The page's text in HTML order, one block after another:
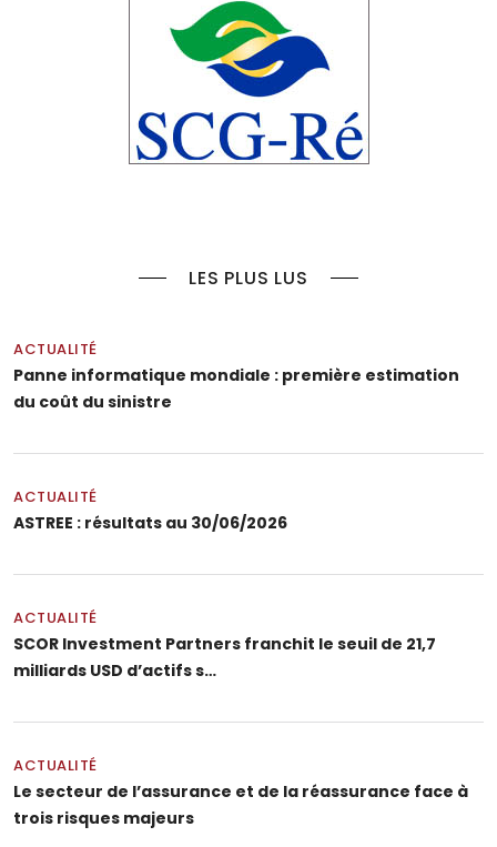
LES PLUS LUS
ACTUALITÉ
Panne informatique mondiale : première estimation
du coût du sinistre
ACTUALITÉ
ASTREE : résultats au 30/06/2026
ACTUALITÉ
SCOR Investment Partners franchit le seuil de 21,7
milliards USD d’actifs s…
ACTUALITÉ
Le secteur de l’assurance et de la réassurance face à
trois risques majeurs